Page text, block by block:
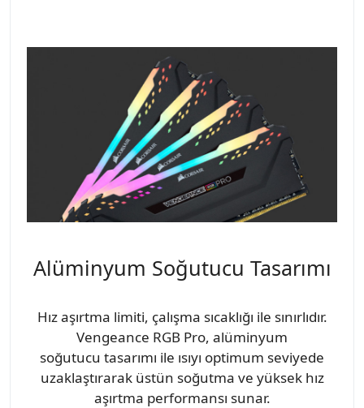
Alüminyum Soğutucu Tasarımı
Hız aşırtma limiti, çalışma sıcaklığı ile sınırlıdır.
Vengeance RGB Pro, alüminyum
soğutucu tasarımı ile ısıyı optimum seviyede
uzaklaştırarak üstün soğutma ve yüksek hız
aşırtma performansı sunar.